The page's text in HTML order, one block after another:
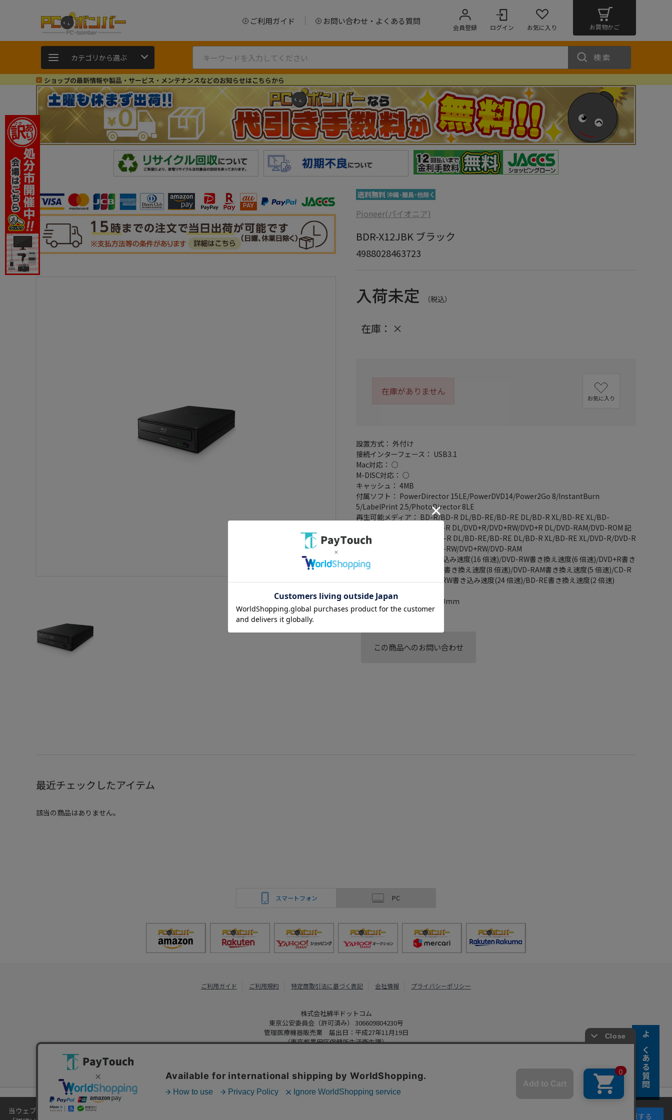
ご利用ガイド お問い合わせ・よくある質問
会員登録 ログイン お気に入り お買物かご
カテゴリから選ぶ 検索
ショップの最新情報や製品・サービス・メンテナンスなどのお知らせはこちらから
よくある質問
Pioneer(パイオニア)
BDR-X12JBK ブラック
4988028463723
入荷未定 （税込）
在庫： ×
在庫がありません
お気に入り
設置方式： 外付け
接続インターフェース： USB3.1
Mac対応： ○
M-DISC対応： ○
キャッシュ： 4MB
付属ソフト： PowerDirector 15LE/PowerDVD14/Power2Go 8/InstantBurn
5/LabelPrint 2.5/PhotoDirector 8LE
再生可能メディア： BD-R/BD-R DL/BD-RE/BD-RE DL/BD-R XL/BD-RE XL/BD-
ROM/DVD-R/DVD-RW/DVD-R DL/DVD+R/DVD+RW/DVD+R DL/DVD-RAM/DVD-ROM 記
録可能メディア： BD-R/BD-R DL/BD-RE/BD-RE DL/BD-R XL/BD-RE XL/DVD-R/DVD-R
DL/DVD+R/DVD+R DL/DVD-RW/DVD+RW/DVD-RAM
書き込み速度： DVD-R書き込み速度(16 倍速)/DVD-RW書き換え速度(6 倍速)/DVD+R書き
込み速度(16 倍速)/DVD+RW書き換え速度(8 倍速)/DVD-RAM書き換え速度(5 倍速)/CD-R
書き込み速度(40 倍速)/CD-RW書き込み速度(24 倍速)/BD-RE書き換え速度(2 倍速)
幅x高さx奥行： 160x50x220mm
この商品へのお問い合わせ
最近チェックしたアイテム
該当の商品はありません。
スマートフォン PC
ご利用ガイド ご利用規約 特定商取引法に基づく表記 会社情報 プライバシーポリシー
株式会社綿半ドットコム
東京公安委員会（許可済み） 306609804230号
管理医療機器販売業 届出日：平成27年11月19日
（東京都墨田区保健所生活衛生課）
Copyright 2022Watahan.com Co., Ltd. Powered by Watahan Partners Co., Ltd.
当ウェブサイトでは、お客様により良いサービスをご提供するため、クッキーを利用しています。サイト利用を継続することにより、クッキーの使用に同意するものとします。詳細については
同意する